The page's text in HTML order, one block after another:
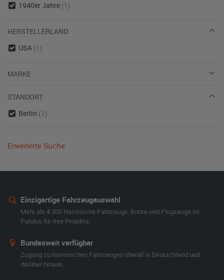
1940er Jahre (1)
HERSTELLERLAND
USA (1)
MARKE
STANDORT
Berlin (1)
Erweiterte Suche
Einzigartige Fahrzeugauswahl
Mehr als 4.300 historische Fahrzeuge, Boote und Flugzeuge im
Fundus für Ihre Projekte.
Bundesweit verfügbar
Zugang zu historischen Fahrzeugen überall in Deutschland und
darüber hinaus.